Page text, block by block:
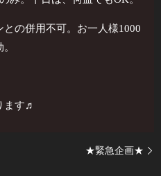
の併用不可。お一人様1000
ます♬
★緊急企画★